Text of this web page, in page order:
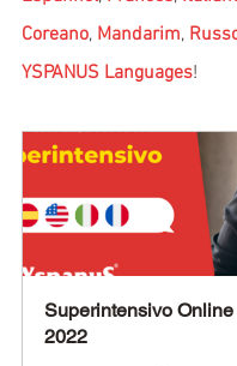
Coreano, Mandarim,
YSPANUS Languages!
Superintensivo
2022